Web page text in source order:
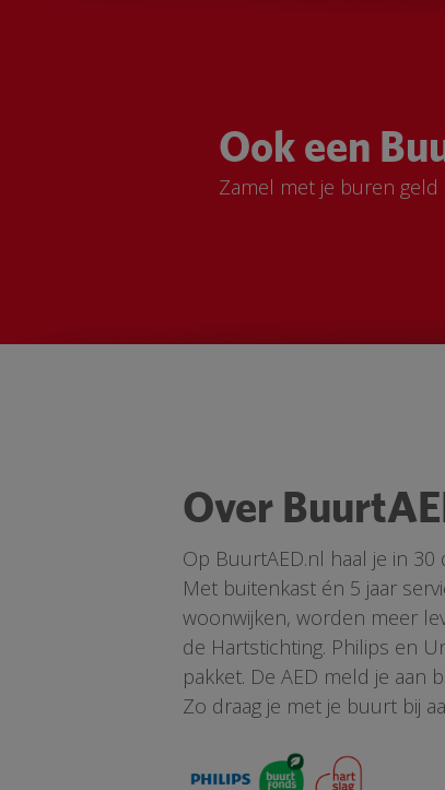
Ook een
Zamel met je buren
Over
Op BuurtAED.nl haal je in
Met buitenkast én 5 jaar
woonwijken, worden meer
de Hartstichting. Philips en
pakket. De AED meld je aan
Zo draag je met je buurt bij